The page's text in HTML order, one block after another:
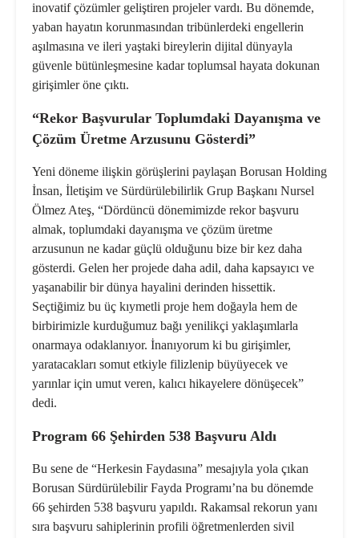
inovatif çözümler geliştiren projeler vardı. Bu dönemde,
yaban hayatın korunmasından tribünlerdeki engellerin
aşılmasına ve ileri yaştaki bireylerin dijital dünyayla
güvenle bütünleşmesine kadar toplumsal hayata dokunan
girişimler öne çıktı.
“Rekor Başvurular Toplumdaki Dayanışma ve
Çözüm Üretme Arzusunu Gösterdi”
Yeni döneme ilişkin görüşlerini paylaşan Borusan Holding
İnsan, İletişim ve Sürdürülebilirlik Grup Başkanı Nursel
Ölmez Ateş, “Dördüncü dönemimizde rekor başvuru
almak, toplumdaki dayanışma ve çözüm üretme
arzusunun ne kadar güçlü olduğunu bize bir kez daha
gösterdi. Gelen her projede daha adil, daha kapsayıcı ve
yaşanabilir bir dünya hayalini derinden hissettik.
Seçtiğimiz bu üç kıymetli proje hem doğayla hem de
birbirimizle kurduğumuz bağı yenilikçi yaklaşımlarla
onarmaya odaklanıyor. İnanıyorum ki bu girişimler,
yaratacakları somut etkiyle filizlenip büyüyecek ve
yarınlar için umut veren, kalıcı hikayelere dönüşecek”
dedi.
Program 66 Şehirden 538 Başvuru Aldı
Bu sene de “Herkesin Faydasına” mesajıyla yola çıkan
Borusan Sürdürülebilir Fayda Programı’na bu dönemde
66 şehirden 538 başvuru yapıldı. Rakamsal rekorun yanı
sıra başvuru sahiplerinin profili öğretmenlerden sivil